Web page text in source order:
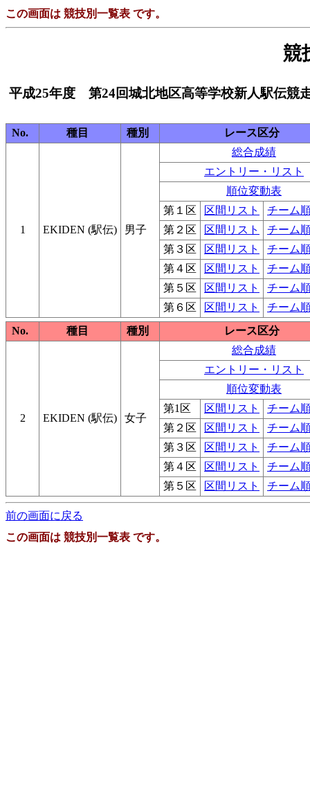
この画面は 競技別一覧表 です。
競
平成25年度 第24回城北地区高等学校新人駅伝競
No. 種目 種別 レース区分
1 EKIDEN (駅伝) 男子
総合成績
エントリー・リスト
順位変動表
第１区
区間リスト
チーム
第２区
区間リスト
チーム
第３区
区間リスト
チーム
第４区
区間リスト
チーム
第５区
区間リスト
チーム
第６区
区間リスト
チーム
No.
種目 種別 レース区分
2 EKIDEN (駅伝) 女子
総合成績
エントリー・リスト
順位変動表
第1区
区間リスト
チーム
第２区
区間リスト
チーム
第３区
区間リスト
チーム
第４区
区間リスト
チーム
第５区
区間リスト チーム
前の画面に戻る
この画面は 競技別一覧表 です。